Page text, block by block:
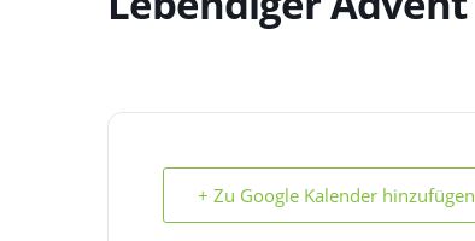
+ Zu Google Kalender hinzufügen